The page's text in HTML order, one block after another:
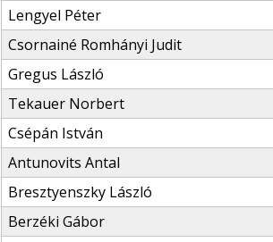
Lengyel Péter
Csornainé Romhányi Judit
Gregus László
Tekauer Norbert
Csépán István
Antunovits Antal
Bresztyenszky László
Berzéki Gábor